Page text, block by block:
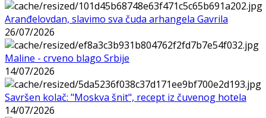
Aranđelovdan, slavimo sva čuda arhangela Gavrila
26/07/2026
Maline - crveno blago Srbije
14/07/2026
Savršen kolač: "Moskva šnit", recept iz čuvenog hotela
14/07/2026